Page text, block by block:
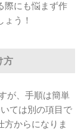
際にも悩まず作
う！
方
が、手順は簡単
ては別の項目で
からになりま